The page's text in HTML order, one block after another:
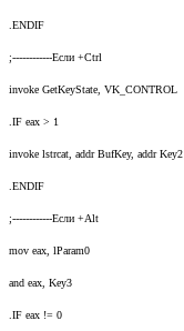
.ENDIF
;------------Если +Ctrl
invoke GetKeyState, VK_CONTROL
.IF eax > 1
invoke lstrcat, addr BufKey, addr Key2
.ENDIF
;------------Если +Alt
mov eax, lParam0
and eax, Key3
.IF eax != 0